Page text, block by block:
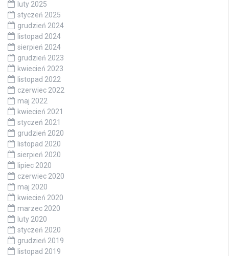
luty 2025
styczeń 2025
grudzień 2024
listopad 2024
sierpień 2024
grudzień 2023
kwiecień 2023
listopad 2022
czerwiec 2022
maj 2022
kwiecień 2021
styczeń 2021
grudzień 2020
listopad 2020
sierpień 2020
lipiec 2020
czerwiec 2020
maj 2020
kwiecień 2020
marzec 2020
luty 2020
styczeń 2020
grudzień 2019
listopad 2019